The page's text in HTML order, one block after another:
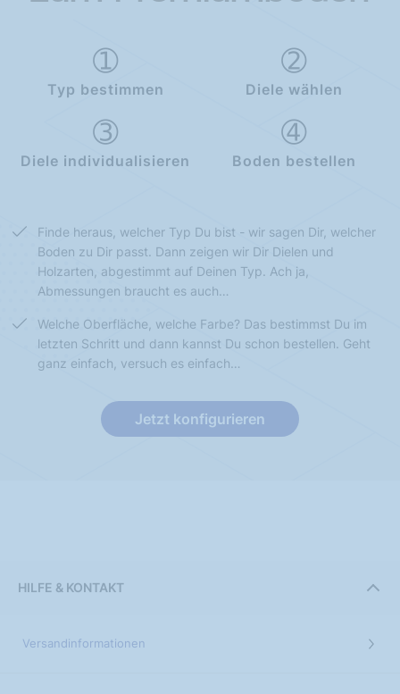
Typ bestimmen Diele wählen
Diele individualisieren Boden bestellen
Finde heraus, welcher Typ Du bist - wir sagen Dir, welcher
Boden zu Dir passt. Dann zeigen wir Dir Dielen und
Holzarten, abgestimmt auf Deinen Typ. Ach ja,
Abmessungen braucht es auch…
Welche Oberfläche, welche Farbe? Das bestimmst Du im
letzten Schritt und dann kannst Du schon bestellen. Geht
ganz einfach, versuch es einfach…
Jetzt konfigurieren
HILFE & KONTAKT
Versandinformationen